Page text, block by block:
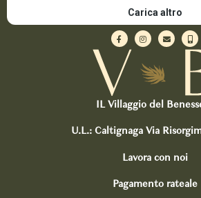
IL Villaggio del
U.L.: Caltignaga Via
Lavora con noi
Pagamento rateale